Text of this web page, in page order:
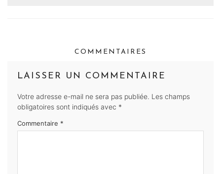
COMMENTAIRES
LAISSER UN COMMENTAIRE
Votre adresse e-mail ne sera pas publiée. Les champs
obligatoires sont indiqués avec *
Commentaire *